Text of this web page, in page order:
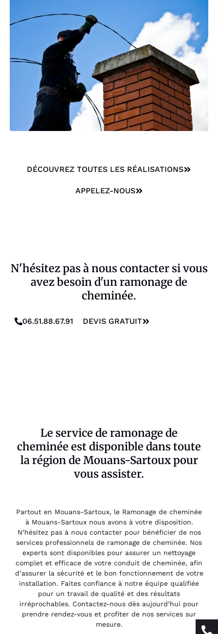
DÉCOUVREZ TOUTES LES RÉALISATIONS
APPELEZ-NOUS
N'hésitez pas à nous contacter si vous
avez besoin d'un ramonage de
cheminée.
06.51.88.67.91 DEVIS GRATUIT
Le service de ramonage de
cheminée est disponible dans toute
la région de Mouans-Sartoux pour
vous assister.
Partout en Mouans-Sartoux, le Ramonage de cheminée
à Mouans-Sartoux nous avons à votre disposition.
N’hésitez pas à nous contacter pour bénéficier de nos
services professionnels de ramonage de cheminée. Nos
experts sont disponibles pour assurer un nettoyage
complet et efficace de votre conduit de cheminée, afin
d’assurer la sécurité et le bon fonctionnement de votre
installation. Faites confiance à notre équipe qualifiée
pour un travail de qualité et des résultats
irréprochables. Contactez-nous dès aujourd’hui pour
prendre rendez-vous et profiter de nos services sur
mesure.